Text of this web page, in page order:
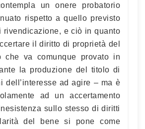
un onere probatorio
rispetto a quello previsto
rivendicazione, e ciò in quanto
il diritto di proprietà del
che va comunque provato in
la produzione del titolo di
dell’interesse ad agire – ma è
ad un accertamento
sullo stesso di diritti
del bene si pone come